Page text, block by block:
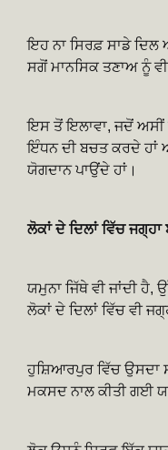
ਇਹ ਨਾ ਸਿਰਫ਼ ਸਾਡੇ
ਸਗੋਂ ਮਾਨਸਿਕ ਤਣਾਅ ਨੂੰ
ਇਸ ਤੋਂ ਇਲਾਵਾ, ਜਦੋਂ ਅਸੀਂ
ਇੰਧਨ ਦੀ ਬਚਤ ਕਰਦੇ ਹਾਂ
ਯੋਗਦਾਨ ਪਾਉਂਦੇ ਹਾਂ।
ਲੋਕਾਂ ਦੇ ਦਿਲਾਂ ਵਿੱਚ ਜਗ੍ਹਾ
ਯਮੁਨਾ ਜਿੱਥੇ ਵੀ ਜਾਂਦੀ
ਲੋਕਾਂ ਦੇ ਦਿਲਾਂ ਵਿੱਚ ਵੀ
ਹੁਸ਼ਿਆਰਪੁਰ ਵਿੱਚ ਉਸਦਾ
ਮਕਸਦ ਨਾਲ ਕੀਤੀ ਗਈ